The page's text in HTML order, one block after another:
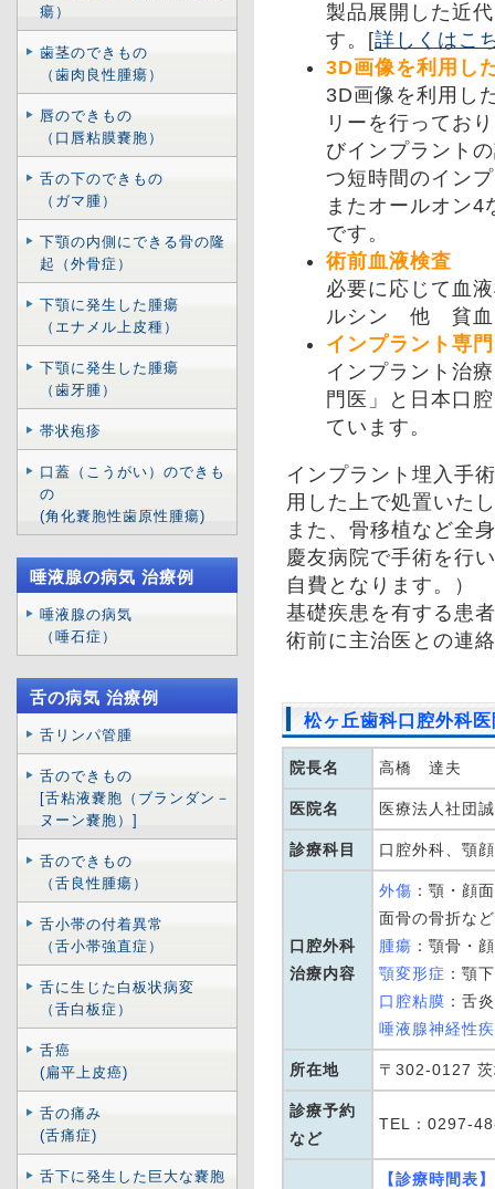
製品展開した近
す。[詳しくはこ
3D画像を利用し
3D画像を利用し
リーを行ってお
びインプラント
つ短時間のイン
またオールオン4
です。
術前血液検査
必要に応じて血
ルシン 他 貧血
インプラント専
インプラント治
門医」と日本口
ています。
インプラント埋入手
用した上で処置いた
また、骨移植など全
慶友病院で手術を行
自費となります。）
基礎疾患を有する患
術前に主治医との連
松ヶ丘歯科口腔外科
院長名 高橋 達夫
医院名 医療法人社団
診療科目 口腔外科、顎
口腔外科
治療内容
外傷 ：顎・顔
面骨の骨折など
腫瘍 ：顎骨・
顎変形症 ：顎
口腔粘膜 ：舌
唾液腺神経性
所在地 〒302-0127
診療予約
など
TEL：0297-
【診療時間表】
瘍）
歯茎のできもの
（歯肉良性腫瘍）
唇のできもの
（口唇粘膜嚢胞）
舌の下のできもの
（ガマ腫）
下顎の内側にできる骨の隆
起（外骨症）
下顎に発生した腫瘍
（エナメル上皮種）
下顎に発生した腫瘍
（歯牙腫）
帯状疱疹
口蓋（こうがい）のできも
の
(角化嚢胞性歯原性腫瘍)
唾液腺の病気 治療例
唾液腺の病気
（唾石症）
舌の病気 治療例
舌リンパ管腫
舌のできもの
[舌粘液嚢胞（ブランダン－
ヌーン嚢胞）]
舌のできもの
（舌良性腫瘍）
舌小帯の付着異常
（舌小帯強直症）
舌に生じた白板状病変
（舌白板症）
舌癌
(扁平上皮癌)
舌の痛み
(舌痛症)
舌下に発生した巨大な嚢胞